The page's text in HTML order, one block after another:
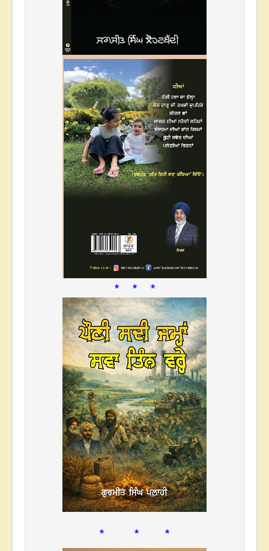
* * *
* * *